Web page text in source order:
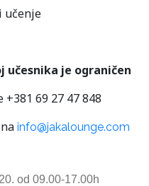
učenje
je ograničen
69 27 47 848
info@jakalounge.com
od 09.00-17.00h